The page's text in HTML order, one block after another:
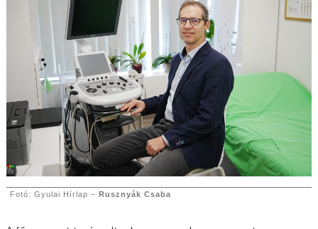
Fotó: Gyulai Hírlap – Rusznyák Csaba